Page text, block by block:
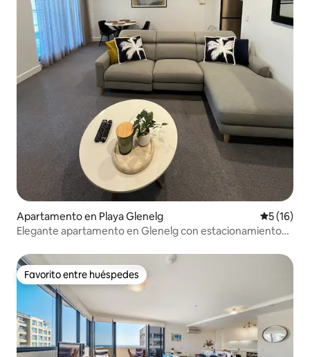
Apartamento en Playa Glenelg
5 (16)
Elegante apartamento en Glenelg con estacionamiento
Favorito entre huéspedes
Favorito entre huéspedes